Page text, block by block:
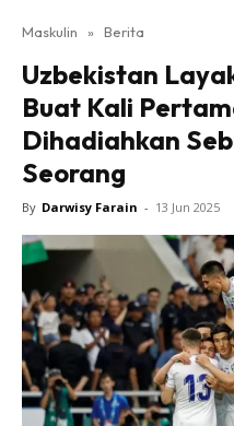
Maskulin » Berita
Uzbekistan
Buat Kali
Dihadiahkan
Seorang
By Darwisy Farain - 13 Jun 2025